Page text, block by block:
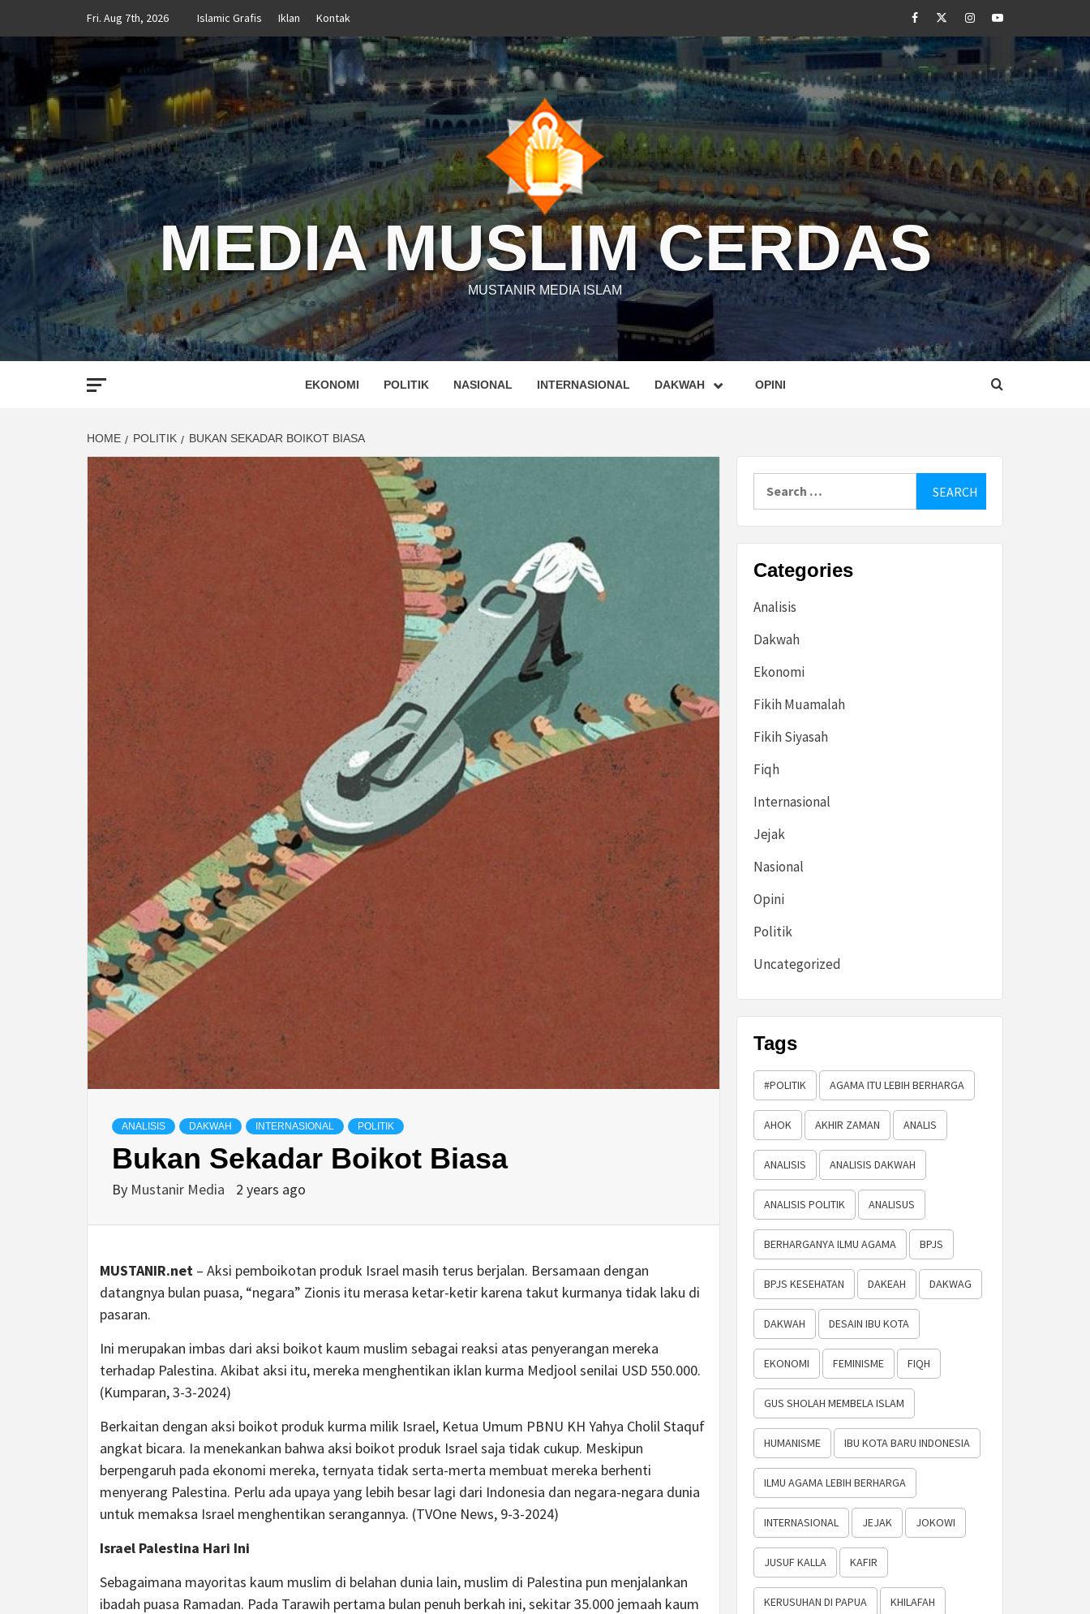
Fri. Aug 7th, 2026 Islamic Grafis Iklan Kontak FacebookTwitterInstagram
Youtube
MEDIA MUSLIM CERDAS
MUSTANIR MEDIA ISLAM
EKONOMI POLITIK NASIONAL INTERNASIONAL DAKWAH OPINI
HOME POLITIK BUKAN SEKADAR BOIKOT BIASA
ANALISIS DAKWAH INTERNASIONAL POLITIK
Bukan Sekadar Boikot Biasa
By Mustanir Media 2 years ago
MUSTANIR.net – Aksi pemboikotan produk Israel masih terus berjalan. Bersamaan dengan
datangnya bulan puasa, “negara” Zionis itu merasa ketar-ketir karena takut kurmanya tidak laku di
pasaran.
Ini merupakan imbas dari aksi boikot kaum muslim sebagai reaksi atas penyerangan mereka
terhadap Palestina. Akibat aksi itu, mereka menghentikan iklan kurma Medjool senilai USD 550.000.
(Kumparan, 3-3-2024)
Berkaitan dengan aksi boikot produk kurma milik Israel, Ketua Umum PBNU KH Yahya Cholil Staquf
angkat bicara. Ia menekankan bahwa aksi boikot produk Israel saja tidak cukup. Meskipun
berpengaruh pada ekonomi mereka, ternyata tidak serta-merta membuat mereka berhenti
menyerang Palestina. Perlu ada upaya yang lebih besar lagi dari Indonesia dan negara-negara dunia
untuk memaksa Israel menghentikan serangannya. (TVOne News, 9-3-2024)
Israel Palestina Hari Ini
Sebagaimana mayoritas kaum muslim di belahan dunia lain, muslim di Palestina pun menjalankan
ibadah puasa Ramadan. Pada Tarawih pertama bulan penuh berkah ini, sekitar 35.000 jemaah kaum
Categories
Analisis
Dakwah
Ekonomi
Fikih Muamalah
Fikih Siyasah
Fiqh
Internasional
Jejak
Nasional
Opini
Politik
Uncategorized
Tags
#POLITIK AGAMA ITU LEBIH BERHARGA
AHOK AKHIR ZAMAN ANALIS
ANALISIS ANALISIS DAKWAH
ANALISIS POLITIK ANALISUS
BERHARGANYA ILMU AGAMA BPJS
BPJS KESEHATAN DAKEAH DAKWAG
DAKWAH DESAIN IBU KOTA
EKONOMI FEMINISME FIQH
GUS SHOLAH MEMBELA ISLAM
HUMANISME IBU KOTA BARU INDONESIA
ILMU AGAMA LEBIH BERHARGA
INTERNASIONAL JEJAK JOKOWI
JUSUF KALLA KAFIR
KERUSUHAN DI PAPUA KHILAFAH